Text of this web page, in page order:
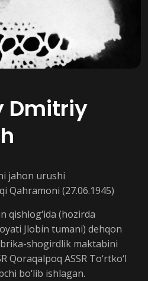
Dmitriy
jahon urushi
Qahramoni (27.06.1945)
qishlog‘ida (hozirda
Jlobin tumani) dehqon
shogirdlik maktabini
Qoraqalpoq ASSR To‘rtko‘l
bo‘lib ishlagan.